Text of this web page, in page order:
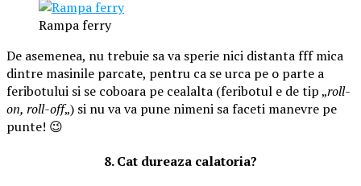
Rampa ferry
De asemenea, nu trebuie sa va sperie nici distanta fff mica
dintre masinile parcate, pentru ca se urca pe o parte a
feribotului si se coboara pe cealalta (feribotul e de tip „roll-
on, roll-off„) si nu va va pune nimeni sa faceti manevre pe
punte! 😉
8. Cat dureaza calatoria?